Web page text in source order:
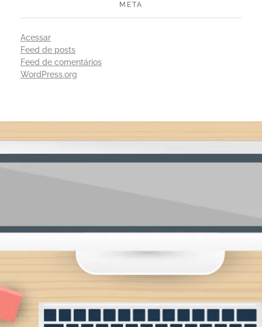
META
Acessar
Feed de posts
Feed de comentários
WordPress.org